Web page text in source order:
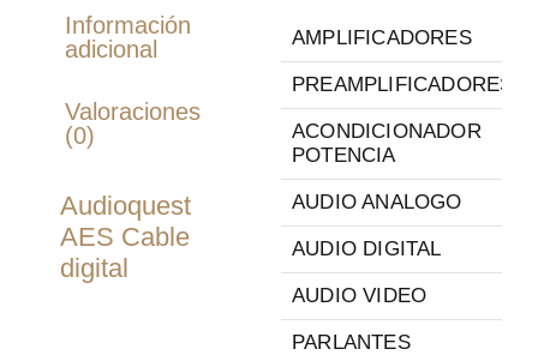
Información
adicional
Valoraciones
(0)
Audioquest
AES Cable
digital
AMPLIFICADORES
PREAMPLIFICADORES
ACONDICIONADOR
POTENCIA
AUDIO ANALOGO
AUDIO DIGITAL
AUDIO VIDEO
PARLANTES